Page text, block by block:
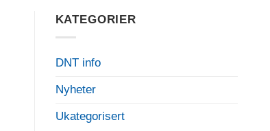
KATEGORIER
DNT info
Nyheter
Ukategorisert